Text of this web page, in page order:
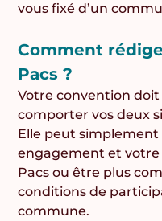
vous fixé d’un
Comment
Pacs ?
Votre convention
comporter vos deux
Elle peut
engagement et votre
Pacs ou être plus
conditions de
commune.